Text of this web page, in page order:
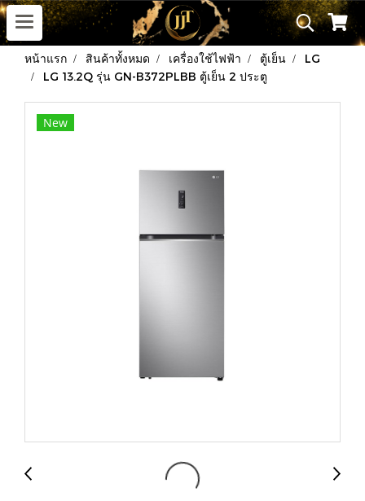
หน้าแรก สินค้าทั้งหมด เครื่องใช้ไฟฟ้า ตู้เย็น
LG
LG 13.2Q รุ่น GN-B372PLBB ตู้เย็น 2 ประตู
New